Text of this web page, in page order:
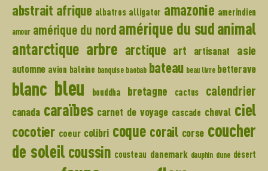
abstrait afrique albatros alligator amazonie amerindien
amour amérique du nord amérique du sudanimal
antarctique arbre arctique art artisanat asie
automne avion baleine banquise baobab bateau beau livre betterave
blanc bleu bouddha bretagne cactus calendrier
canada caraïbes carnet de voyage cascade cheval ciel
cocotier coeur colibri coque corail corse coucher
de soleil coussin cousteau danemark dauphin dune désert